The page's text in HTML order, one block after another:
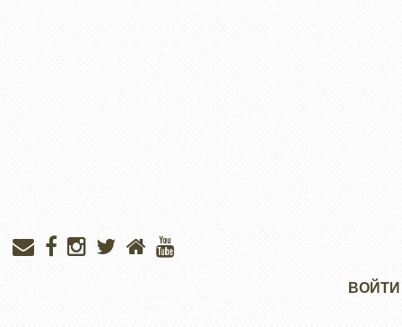
ВОЙТИ